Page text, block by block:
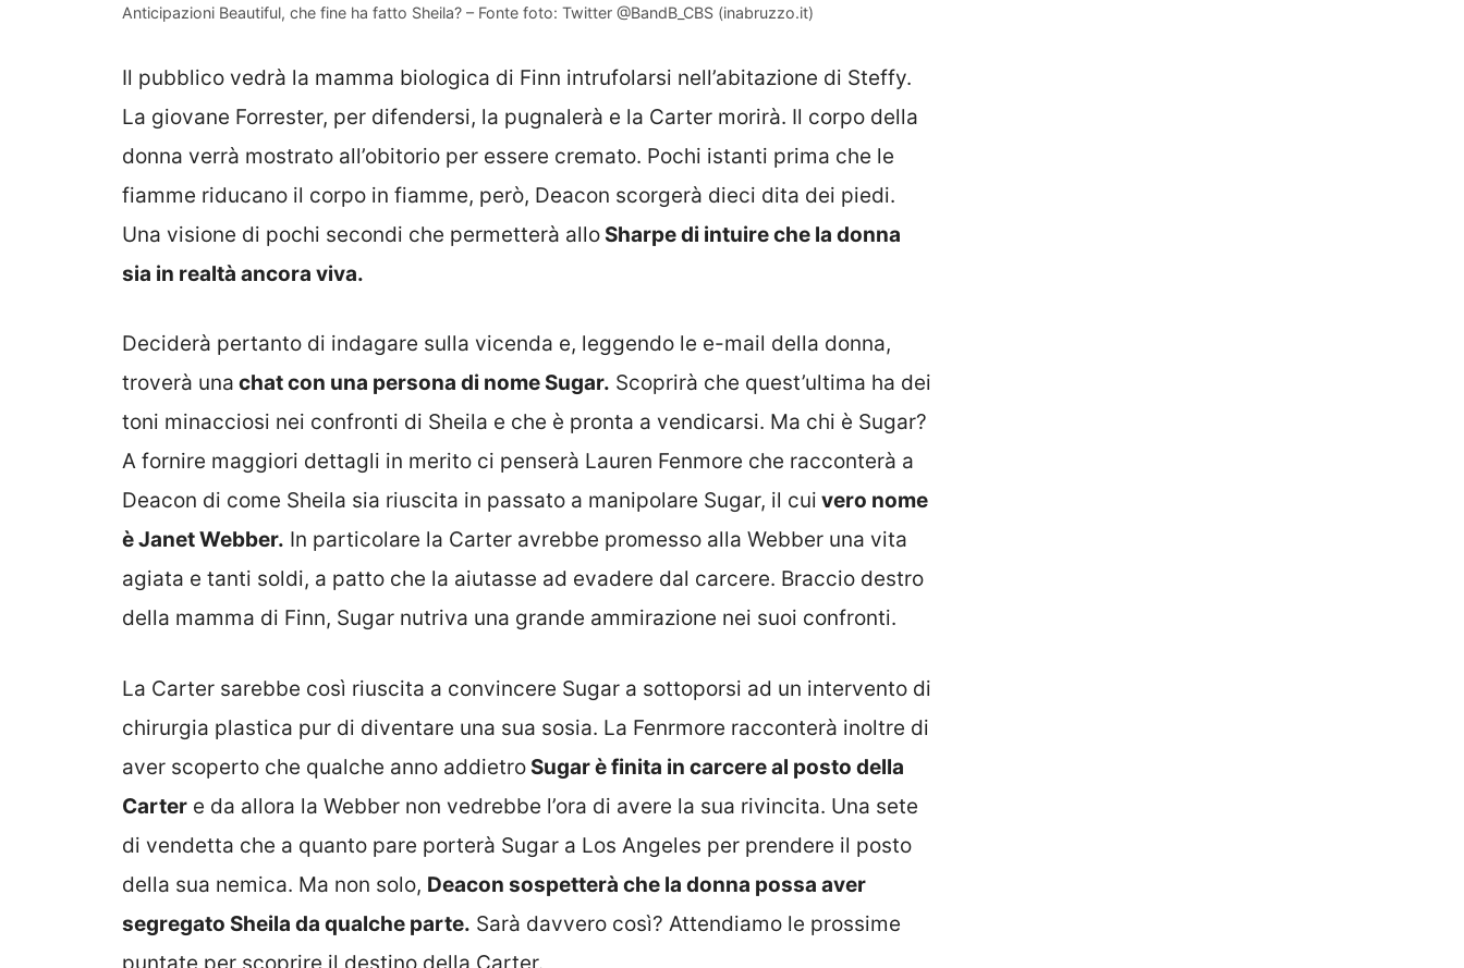
Anticipazioni Beautiful, che fine ha fatto Sheila? – Fonte foto: Twitter @BandB_CBS (inabruzzo.it)
Il pubblico vedrà la mamma biologica di Finn intrufolarsi nell’abitazione di Steffy.
La giovane Forrester, per difendersi, la pugnalerà e la Carter morirà. Il corpo della
donna verrà mostrato all’obitorio per essere cremato. Pochi istanti prima che le
fiamme riducano il corpo in fiamme, però, Deacon scorgerà dieci dita dei piedi.
Una visione di pochi secondi che permetterà allo Sharpe di intuire che la donna
sia in realtà ancora viva.
Deciderà pertanto di indagare sulla vicenda e, leggendo le e-mail della donna,
troverà una chat con una persona di nome Sugar. Scoprirà che quest’ultima ha dei
toni minacciosi nei confronti di Sheila e che è pronta a vendicarsi. Ma chi è Sugar?
A fornire maggiori dettagli in merito ci penserà Lauren Fenmore che racconterà a
Deacon di come Sheila sia riuscita in passato a manipolare Sugar, il cui vero nome
è Janet Webber. In particolare la Carter avrebbe promesso alla Webber una vita
agiata e tanti soldi, a patto che la aiutasse ad evadere dal carcere. Braccio destro
della mamma di Finn, Sugar nutriva una grande ammirazione nei suoi confronti.
La Carter sarebbe così riuscita a convincere Sugar a sottoporsi ad un intervento di
chirurgia plastica pur di diventare una sua sosia. La Fenrmore racconterà inoltre di
aver scoperto che qualche anno addietro Sugar è finita in carcere al posto della
Carter e da allora la Webber non vedrebbe l’ora di avere la sua rivincita. Una sete
di vendetta che a quanto pare porterà Sugar a Los Angeles per prendere il posto
della sua nemica. Ma non solo, Deacon sospetterà che la donna possa aver
segregato Sheila da qualche parte. Sarà davvero così? Attendiamo le prossime